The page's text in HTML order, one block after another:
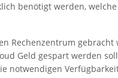
benötigt werden,
Rechenzentrum gebracht
Geld gespart werden
notwendigen